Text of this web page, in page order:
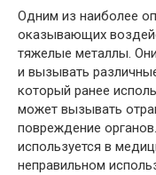
Одним из наиболее
оказывающих
тяжелые металлы.
и вызывать
который ранее
может вызывать
повреждение
используется в
неправильном